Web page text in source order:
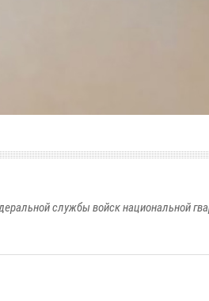
службы войск национальной